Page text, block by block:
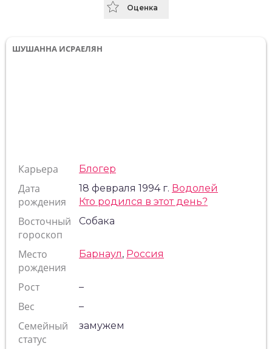
Оценка
ШУШАННА ИСРАЕЛЯН
Карьера Блогер
Дата
рождения
18 февраля 1994 г. Водолей
Кто родился в этот день?
Восточный
гороскоп
Собака
Место
рождения
Барнаул, Россия
Рост –
Вес –
Семейный
статус
замужем